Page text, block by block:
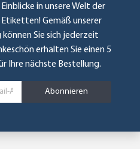
in unsere Welt der
Gemäß unserer
können Sie sich jederzeit
erhalten Sie einen 5
Ihre nächste Bestellung.
Abonnieren